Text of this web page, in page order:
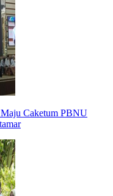
Caketum PBNU